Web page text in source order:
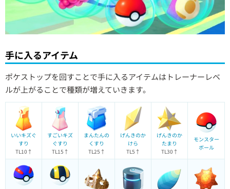
手に入るアイテム
ポケストップを回すことで手に入るアイテムはトレーナーレベ
ルが上がることで種類が増えていきます。
いいキズぐ
すり
TL10↑
すごいキズ
ぐすり
TL15↑
まんたんの
くすり
TL25↑
げんきのか
けら
TL5↑
げんきのか
たまり
TL30↑
モンスター
ボール